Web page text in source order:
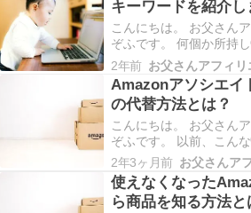
題があると言われた箇所
「２つも問題があ…
キーワードを紹介し
こんにちは。 お父さん
ぞふです。 何個か所持
アドセンス用のブログが
か、面白いキーワード
なったんで、 アドセン
のあるキーワードを紹介
は、テーマをひ…
2年前
Amazonアソシエイ
の代替方法とは？
こんにちは。 お父さん
ぞふです。 以前、こん
えなくなったAmazonの
る方法とは？ 使えなく
クから商品を知る方法と
タグの中の「画像リン
2年3ヶ月前
使えなくなった
ら商品を知る方法と